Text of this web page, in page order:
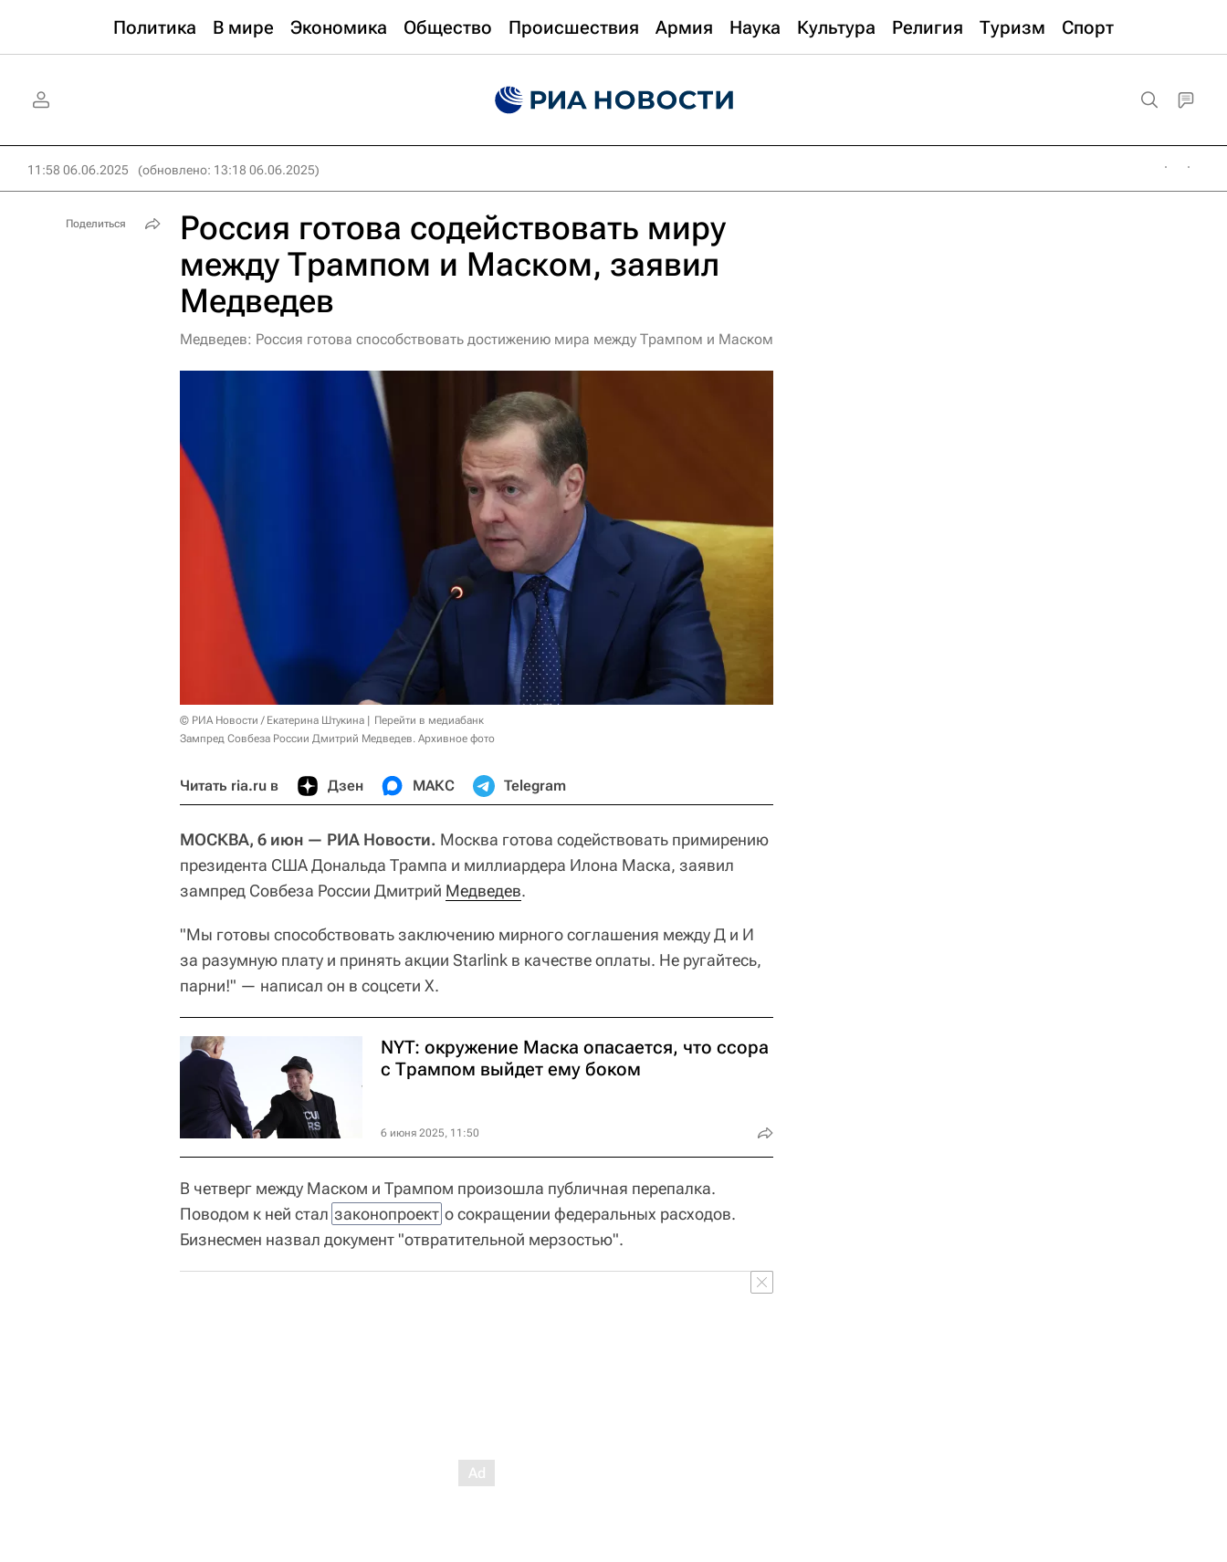
Политика В мире Экономика Общество Происшествия Армия Наука Культура Религия Туризм Спорт
11:58 06.06.2025 (обновлено: 13:18 06.06.2025)
Россия готова содействовать миру
между Трампом и Маском, заявил
Медведев
Медведев: Россия готова способствовать достижению мира между Трампом и Маском
© РИА Новости / Екатерина Штукина
Перейти в медиабанк
Зампред Совбеза России Дмитрий Медведев. Архивное фото
Читать ria.ru в Дзен МАКС Telegram
МОСКВА, 6 июн — РИА Новости. Москва готова содействовать примирению
президента США Дональда Трампа и миллиардера Илона Маска, заявил
зампред Совбеза России Дмитрий Медведев.
"Мы готовы способствовать заключению мирного соглашения между Д и И
за разумную плату и принять акции Starlink в качестве оплаты. Не ругайтесь,
парни!" — написал он в соцсети X.
NYT: окружение Маска опасается, что ссора
с Трампом выйдет ему боком
6 июня 2025, 11:50
В четверг между Маском и Трампом произошла публичная перепалка.
Поводом к ней стал законопроект о сокращении федеральных расходов.
Бизнесмен назвал документ "отвратительной мерзостью".
Поделиться